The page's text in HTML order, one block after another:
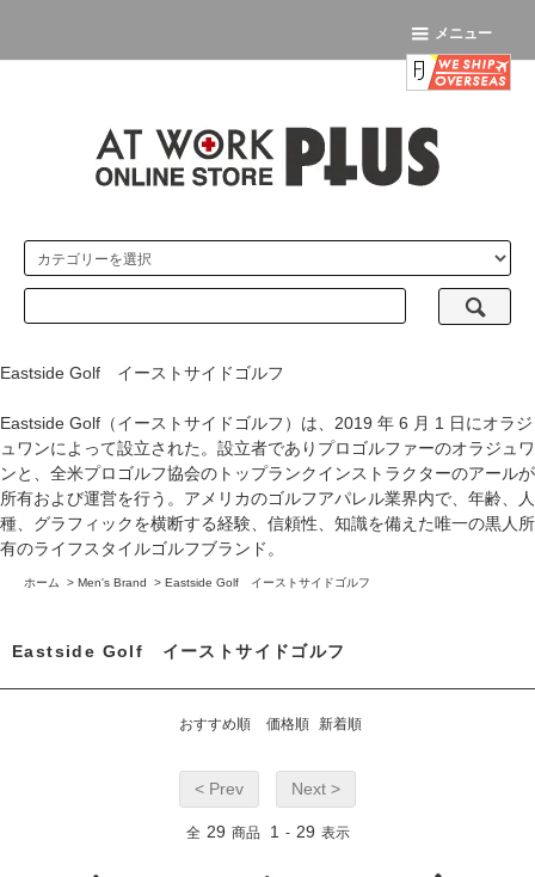
メニュー
Eastside Golf イーストサイドゴルフ
Eastside Golf（イーストサイドゴルフ）は、2019 年 6 月 1 日にオラジ
ュワンによって設立された。設立者でありプロゴルファーのオラジュワ
ンと、全米プロゴルフ協会のトップランクインストラクターのアールが
所有および運営を行う。アメリカのゴルフアパレル業界内で、年齢、人
種、グラフィックを横断する経験、信頼性、知識を備えた唯一の黒人所
有のライフスタイルゴルフブランド。
ホーム > Men's Brand > Eastside Golf イーストサイドゴルフ
Eastside Golf イーストサイドゴルフ
おすすめ順 価格順 新着順
< Prev Next >
全 29 商品 1 - 29 表示